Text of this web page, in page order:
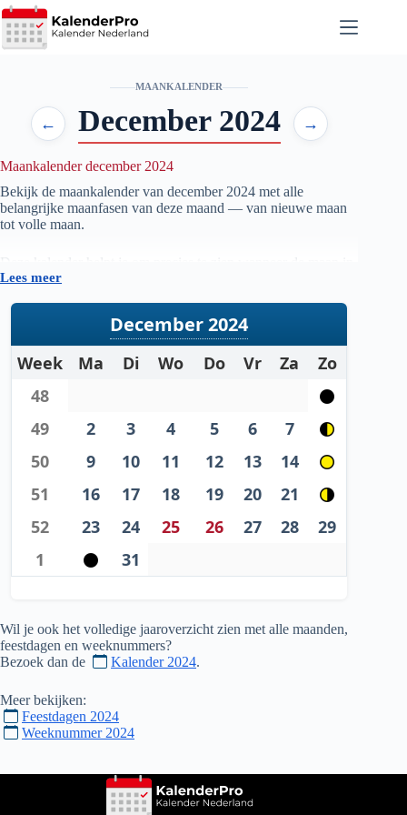
Ga
naar
de
MAANKALENDER
← December 2024 →
Maankalender december 2024
Bekijk de maankalender van december 2024 met alle
belangrijke maanfasen van deze maand — van nieuwe maan
tot volle maan.
Deze kalender helpt je om precies te zien wanneer de maan in
welke fase staat, handig voor iedereen die geïnteresseerd is in
weten wanneer de volgende volle maan zichtbaar is.
De gegevens worden automatisch bijgewerkt en zijn
gebaseerd op betrouwbare astronomische berekeningen. Zo
maand.
Lees meer
December 2024
Week Ma Di Wo Do Vr Za
Zo
48
49
2 3 4 5 6
7
50
9 10 11 12 13
14
51
16 17 18 19 20
21
52
23 24 25 26 27 28
29
1
31
Wil je ook het volledige jaaroverzicht zien met alle maanden,
feestdagen en weeknummers?
Bezoek dan de
Kalender 2024.
Meer bekijken:
Feestdagen 2024
Weeknummer 2024